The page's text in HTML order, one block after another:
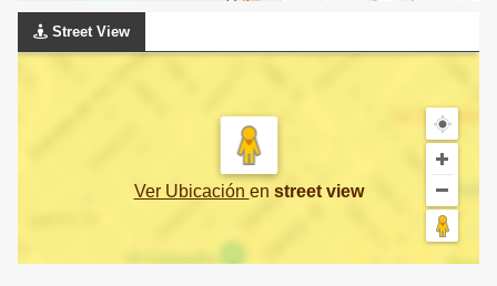
Street View
Ver Ubicación en street view